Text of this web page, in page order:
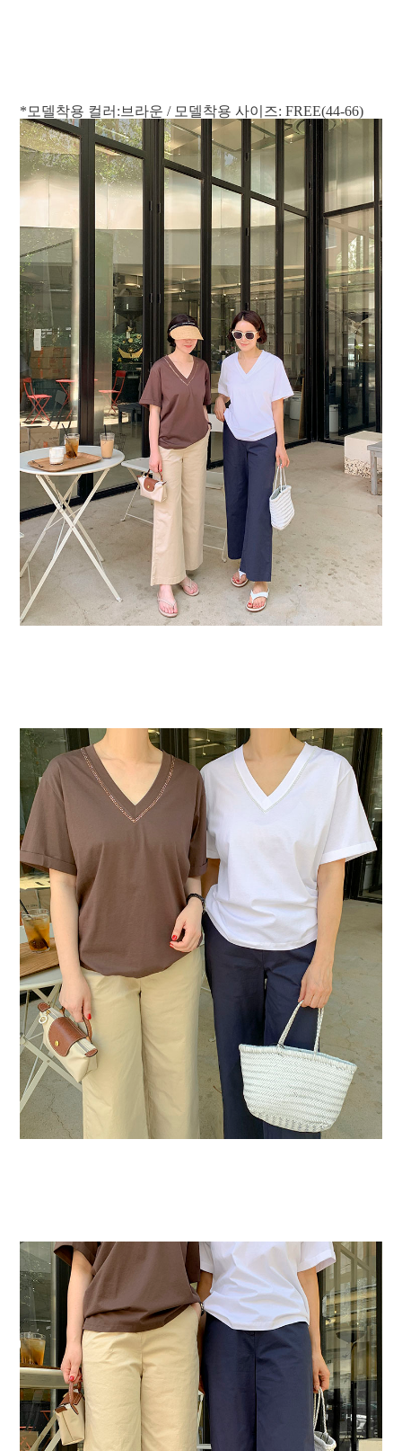
*모델착용 컬러:브라운 / 모델착용 사이즈: FREE(44-66)